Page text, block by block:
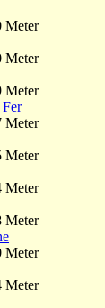
Meter
Meter
Meter
Meter
Meter
Meter
Meter
Meter
Meter